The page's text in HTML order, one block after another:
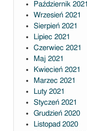
Październik 2021
Wrzesień 2021
Sierpień 2021
Lipiec 2021
Czerwiec 2021
Maj 2021
Kwiecień 2021
Marzec 2021
Luty 2021
Styczeń 2021
Grudzień 2020
Listopad 2020